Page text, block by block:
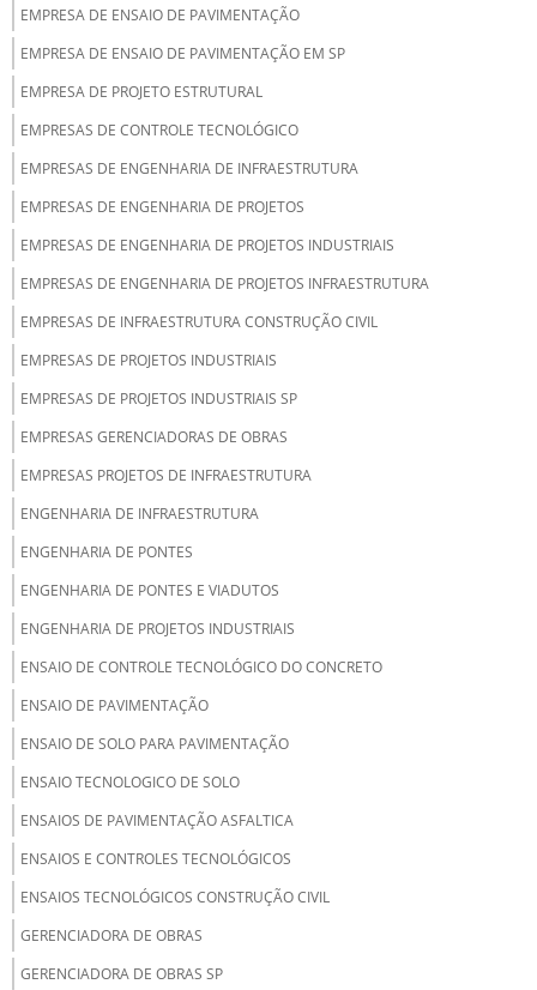
EMPRESA DE ENSAIO DE PAVIMENTAÇÃO
EMPRESA DE ENSAIO DE PAVIMENTAÇÃO EM SP
EMPRESA DE PROJETO ESTRUTURAL
EMPRESAS DE CONTROLE TECNOLÓGICO
EMPRESAS DE ENGENHARIA DE INFRAESTRUTURA
EMPRESAS DE ENGENHARIA DE PROJETOS
EMPRESAS DE ENGENHARIA DE PROJETOS INDUSTRIAIS
EMPRESAS DE ENGENHARIA DE PROJETOS INFRAESTRUTURA
EMPRESAS DE INFRAESTRUTURA CONSTRUÇÃO CIVIL
EMPRESAS DE PROJETOS INDUSTRIAIS
EMPRESAS DE PROJETOS INDUSTRIAIS SP
EMPRESAS GERENCIADORAS DE OBRAS
EMPRESAS PROJETOS DE INFRAESTRUTURA
ENGENHARIA DE INFRAESTRUTURA
ENGENHARIA DE PONTES
ENGENHARIA DE PONTES E VIADUTOS
ENGENHARIA DE PROJETOS INDUSTRIAIS
ENSAIO DE CONTROLE TECNOLÓGICO DO CONCRETO
ENSAIO DE PAVIMENTAÇÃO
ENSAIO DE SOLO PARA PAVIMENTAÇÃO
ENSAIO TECNOLOGICO DE SOLO
ENSAIOS DE PAVIMENTAÇÃO ASFALTICA
ENSAIOS E CONTROLES TECNOLÓGICOS
ENSAIOS TECNOLÓGICOS CONSTRUÇÃO CIVIL
GERENCIADORA DE OBRAS
GERENCIADORA DE OBRAS SP